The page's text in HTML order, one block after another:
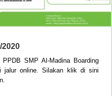
2020
SMP Al-Madina Boarding
jalur online. Silakan klik di sini